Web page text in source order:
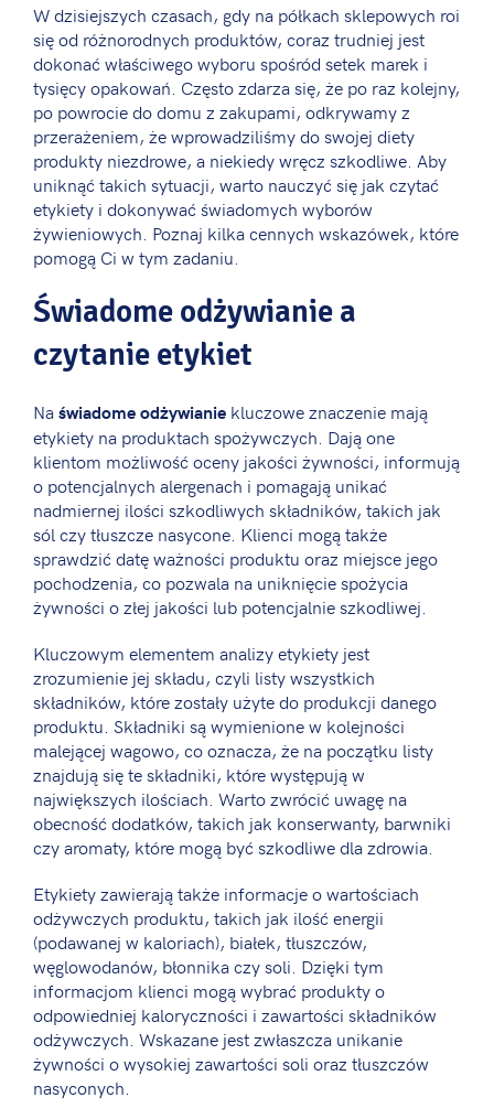
W dzisiejszych czasach, gdy na półkach sklepowych roi
się od różnorodnych produktów, coraz trudniej jest
dokonać właściwego wyboru spośród setek marek i
tysięcy opakowań. Często zdarza się, że po raz kolejny,
po powrocie do domu z zakupami, odkrywamy z
przerażeniem, że wprowadziliśmy do swojej diety
produkty niezdrowe, a niekiedy wręcz szkodliwe. Aby
uniknąć takich sytuacji, warto nauczyć się jak czytać
etykiety i dokonywać świadomych wyborów
żywieniowych. Poznaj kilka cennych wskazówek, które
pomogą Ci w tym zadaniu.
Świadome odżywianie a
czytanie etykiet
Naświadome odżywianie kluczowe znaczenie mają
etykiety na produktach spożywczych. Dają one
klientom możliwość oceny jakości żywności, informują
o potencjalnych alergenach i pomagają unikać
nadmiernej ilości szkodliwych składników, takich jak
sól czy tłuszcze nasycone. Klienci mogą także
sprawdzić datę ważności produktu oraz miejsce jego
pochodzenia, co pozwala na uniknięcie spożycia
żywności o złej jakości lub potencjalnie szkodliwej.
Kluczowym elementem analizy etykiety jest
zrozumienie jej składu, czyli listy wszystkich
składników, które zostały użyte do produkcji danego
produktu. Składniki są wymienione w kolejności
malejącej wagowo, co oznacza, że na początku listy
znajdują się te składniki, które występują w
największych ilościach. Warto zwrócić uwagę na
obecność dodatków, takich jak konserwanty, barwniki
czy aromaty, które mogą być szkodliwe dla zdrowia.
Etykiety zawierają także informacje o wartościach
odżywczych produktu, takich jak ilość energii
(podawanej w kaloriach), białek, tłuszczów,
węglowodanów, błonnika czy soli. Dzięki tym
informacjom klienci mogą wybrać produkty o
odpowiedniej kaloryczności i zawartości składników
odżywczych. Wskazane jest zwłaszcza unikanie
żywności o wysokiej zawartości soli oraz tłuszczów
nasyconych.